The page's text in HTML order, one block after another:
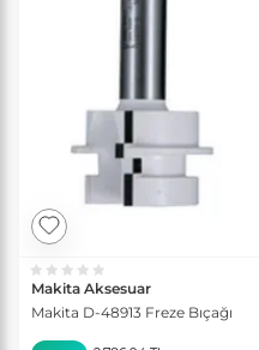
Makita Aksesuar
Makita D-48913 Freze Bıçağı